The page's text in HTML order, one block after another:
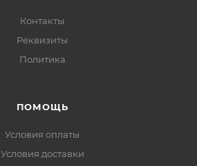
Контакты
Реквизиты
Политика
ПОМОЩЬ
Условия оплаты
Условия доставки